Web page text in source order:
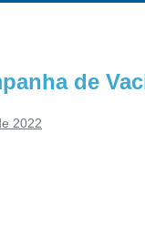
de
2022